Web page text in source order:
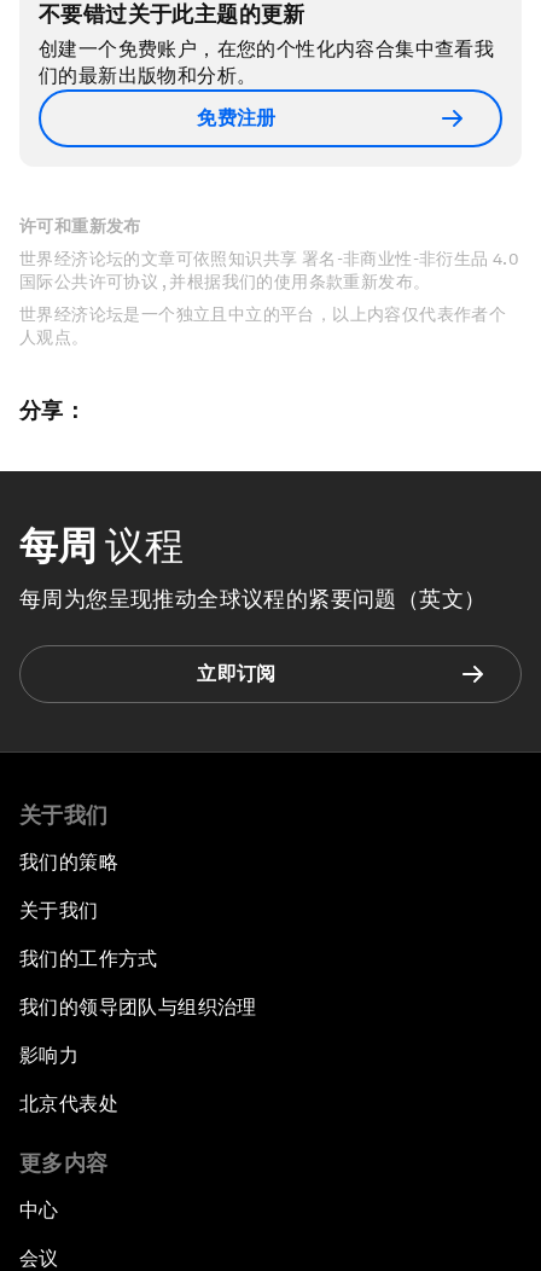
不要错过关于此主题的更新
创建一个免费账户，在您的个性化内容合集中查看我
们的最新出版物和分析。
免费注册
许可和重新发布
世界经济论坛的文章可依照知识共享 署名-非商业性-非衍生品 4.0
国际公共许可协议 , 并根据我们的使用条款重新发布。
世界经济论坛是一个独立且中立的平台，以上内容仅代表作者个
人观点。
分享：
每周 议程
每周为您呈现推动全球议程的紧要问题（英文）
立即订阅
关于我们
我们的策略
关于我们
我们的工作方式
我们的领导团队与组织治理
影响力
北京代表处
更多内容
中心
会议